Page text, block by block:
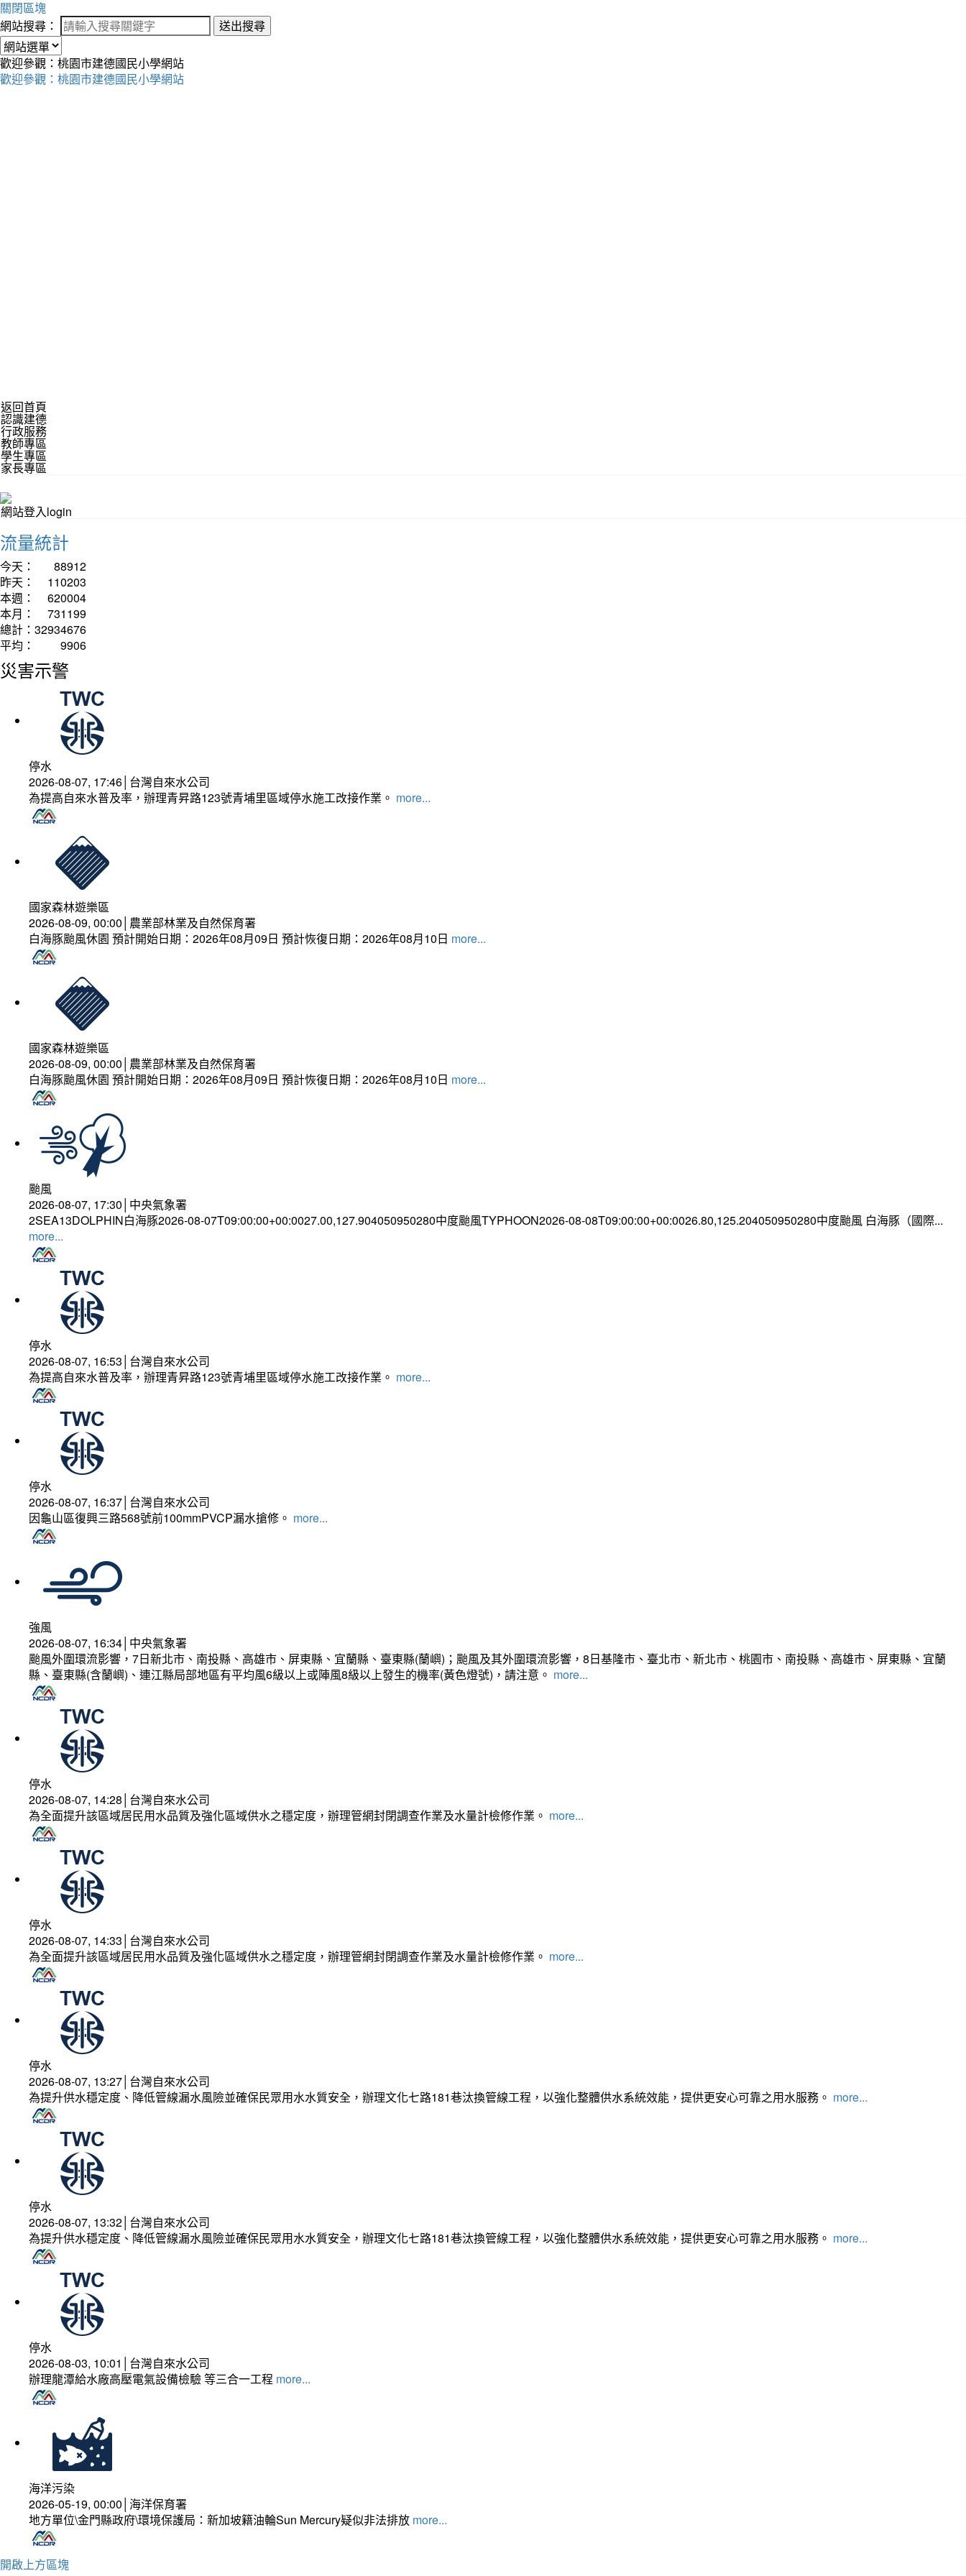
關閉區塊
網站搜尋：
送出搜尋
歡迎參觀：桃園市建德國民小學網站
歡迎參觀：桃園市建德國民小學網站
返回首頁
認識建德
行政服務
教師專區
學生專區
家長專區
網站登入login
流量統計
今天：
88912
昨天：
110203
本週：
620004
本月：
731199
總計： 32934676
平均：
9906
災害示警
停水
2026-08-07, 17:46│台灣自來水公司
為提高自來水普及率，辦理青昇路123號青埔里區域停水施工改接作業。 more...
國家森林遊樂區
2026-08-09, 00:00│農業部林業及自然保育署
白海豚颱風休園 預計開始日期：2026年08月09日 預計恢復日期：2026年08月10日 more...
國家森林遊樂區
2026-08-09, 00:00│農業部林業及自然保育署
白海豚颱風休園 預計開始日期：2026年08月09日 預計恢復日期：2026年08月10日 more...
颱風
2026-08-07, 17:30│中央氣象署
2SEA13DOLPHIN白海豚2026-08-07T09:00:00+00:0027.00,127.904050950280中度颱風TYPHOON2026-08-08T09:00:00+00:0026.80,125.204050950280中度颱風 白海豚（國際...
more...
停水
2026-08-07, 16:53│台灣自來水公司
為提高自來水普及率，辦理青昇路123號青埔里區域停水施工改接作業。 more...
停水
2026-08-07, 16:37│台灣自來水公司
因龜山區復興三路568號前100mmPVCP漏水搶修。 more...
強風
2026-08-07, 16:34│中央氣象署
颱風外圍環流影響，7日新北市、南投縣、高雄市、屏東縣、宜蘭縣、臺東縣(蘭嶼)；颱風及其外圍環流影響，8日基隆市、臺北市、新北市、桃園市、南投縣、高雄市、屏東縣、宜蘭
縣、臺東縣(含蘭嶼)、連江縣局部地區有平均風6級以上或陣風8級以上發生的機率(黃色燈號)，請注意。 more...
停水
2026-08-07, 14:28│台灣自來水公司
為全面提升該區域居民用水品質及強化區域供水之穩定度，辦理管網封閉調查作業及水量計檢修作業。 more...
停水
2026-08-07, 14:33│台灣自來水公司
為全面提升該區域居民用水品質及強化區域供水之穩定度，辦理管網封閉調查作業及水量計檢修作業。 more...
停水
2026-08-07, 13:27│台灣自來水公司
為提升供水穩定度、降低管線漏水風險並確保民眾用水水質安全，辦理文化七路181巷汰換管線工程，以強化整體供水系統效能，提供更安心可靠之用水服務。 more...
停水
2026-08-07, 13:32│台灣自來水公司
為提升供水穩定度、降低管線漏水風險並確保民眾用水水質安全，辦理文化七路181巷汰換管線工程，以強化整體供水系統效能，提供更安心可靠之用水服務。 more...
停水
2026-08-03, 10:01│台灣自來水公司
辦理龍潭給水廠高壓電氣設備檢驗 等三合一工程 more...
海洋污染
2026-05-19, 00:00│海洋保育署
地方單位\金門縣政府\環境保護局：新加坡籍油輪Sun Mercury疑似非法排放 more...
開啟上方區塊